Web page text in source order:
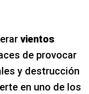
vientos
de provocar
y destrucción
en uno de los